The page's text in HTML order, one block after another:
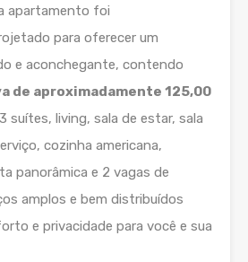
apartamento foi
para oferecer um
e aconchegante, contendo
de aproximadamente 125,00
suítes, living, sala de estar, sala
cozinha americana,
panorâmica e 2 vagas de
amplos e bem distribuídos
e privacidade para você e sua